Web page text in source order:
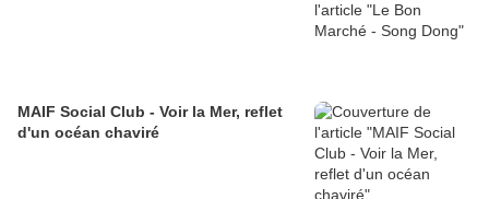
MAIF Social Club - Voir la Mer, reflet
d'un océan chaviré